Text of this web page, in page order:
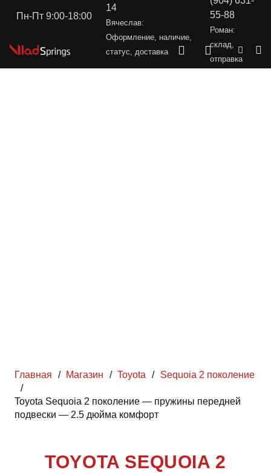
Пн-Пт 9:00-18:00
14
Вячеслав:
Оформление, наличие,
статус, доставка
55-88
Роман:
склад,
отправка
Главная / Магазин / Toyota /
Sequoia 2 поколение
/
Toyota Sequoia 2 поколение — пружины передней
подвески — 2.5 дюйма комфорт
TOYOTA SEQUOIA 2